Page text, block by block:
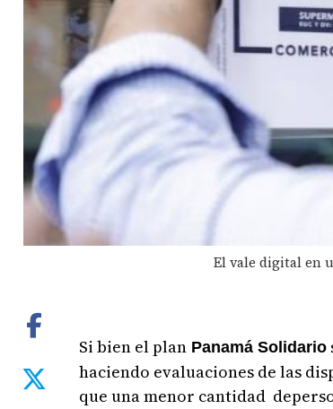
El vale digital en
Si bien el plan Panamá Solidario
haciendo evaluaciones de las
que una menor cantidad